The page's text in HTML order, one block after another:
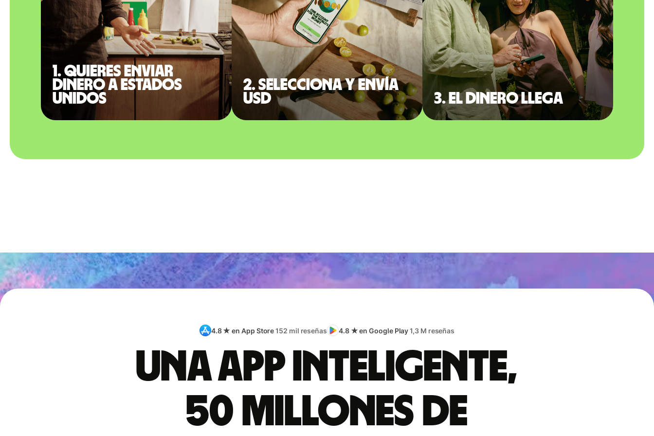
1. Quieres enviar
dinero a Estados
Unidos
2. Selecciona y envía
USD
3. El dinero llega
4.8 ★ en App Store152 mil reseñas 4.8 ★ en Google Play1,3 M reseñas
Una app inteligente,
50 millones de